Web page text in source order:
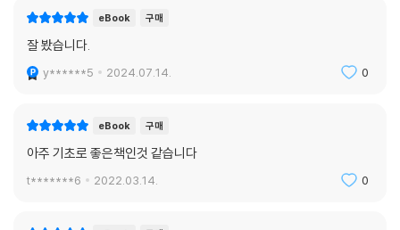
eBook 구매
잘 봤습니다.
y******5 2024.07.14. 0
eBook 구매
아주 기초로 좋은책인것 같습니다
t*******6 2022.03.14. 0